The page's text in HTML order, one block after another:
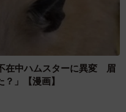
在中ハムスターに異変 眉
」【漫画】